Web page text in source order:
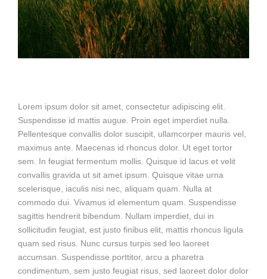
Lorem ipsum dolor sit amet, consectetur adipiscing elit.
Suspendisse id mattis augue. Proin eget imperdiet nulla.
Pellentesque convallis dolor suscipit, ullamcorper mauris vel,
maximus ante. Maecenas id rhoncus dolor. Ut eget tortor
sem. In feugiat fermentum mollis. Quisque id lacus et velit
convallis gravida ut sit amet ipsum. Quisque vitae urna
scelerisque, iaculis nisi nec, aliquam quam. Nulla at
commodo dui. Vivamus id elementum quam. Suspendisse
sagittis hendrerit bibendum. Nullam imperdiet, dui in
sollicitudin feugiat, est justo finibus elit, mattis rhoncus ligula
quam sed risus. Nunc cursus turpis sed leo laoreet
accumsan. Suspendisse porttitor, arcu a pharetra
condimentum, sem justo feugiat risus, sed laoreet dolor dolor